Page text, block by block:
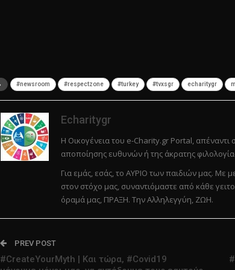
#newsroom #respectzone #turkey #tvxsgr echaritygr
Echaritygr
Η Οικογένεια του e-Charity.gr Portal, απέναντι
αποποίησης ευθυνών ή της άκρατης
Για εμάς, εσάς, το ΑΥΡΙΟ των παιδιών μας.
στον στόχο μας, συναντιόμαστε από κάθε
όραμά μας, ΠΡΑΞΗ. Την Αλληλεγγύη, ΖΩΗ.
PREV POST
#CreateYourMyth | Και τώρα, #Covid19